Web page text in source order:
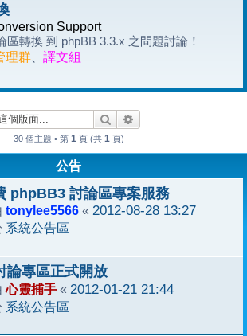
Support
區轉換 到 phpBB 3.3.x 之問題討論！
理群
譯文組
搜尋
30 個主題 • 第 1 頁 (共 1 頁)
公告
phpBB3 討論區專案服務
tonylee5566 « 2012-08-28 13:27
系統公告區
論專區正式開放
心靈捕手 « 2012-01-21 21:44
系統公告區